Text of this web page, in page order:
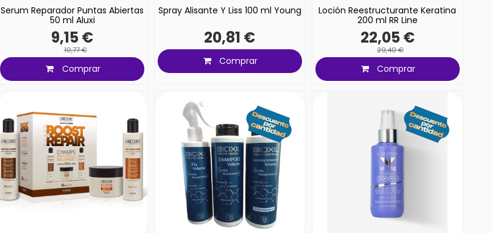
Serum Reparador Puntas Abiertas
50 ml Aluxi
9,15 €
10,77 €
Comprar
Spray Alisante Y Liss 100 ml Young
20,81 €
Comprar
Loción Reestructurante Keratina
200 ml RR Line
22,05 €
29,40 €
Comprar